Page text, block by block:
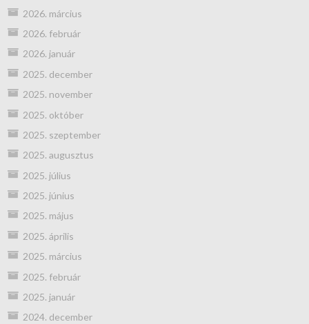
2026. március
2026. február
2026. január
2025. december
2025. november
2025. október
2025. szeptember
2025. augusztus
2025. július
2025. június
2025. május
2025. április
2025. március
2025. február
2025. január
2024. december